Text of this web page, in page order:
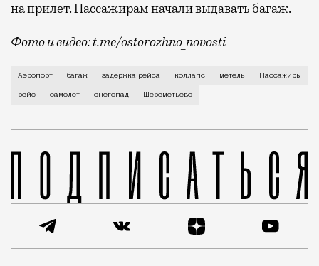
на прилет. Пассажирам начали выдавать багаж.
Фото и видео: t.me/ostorozhno_novosti
Циклон «Фрэнсис» парализовал Москву. Хотя
Аэропорт багаж задержка рейса коллапс метель Пассажиры
рейс самолет снегопад Шереметьево